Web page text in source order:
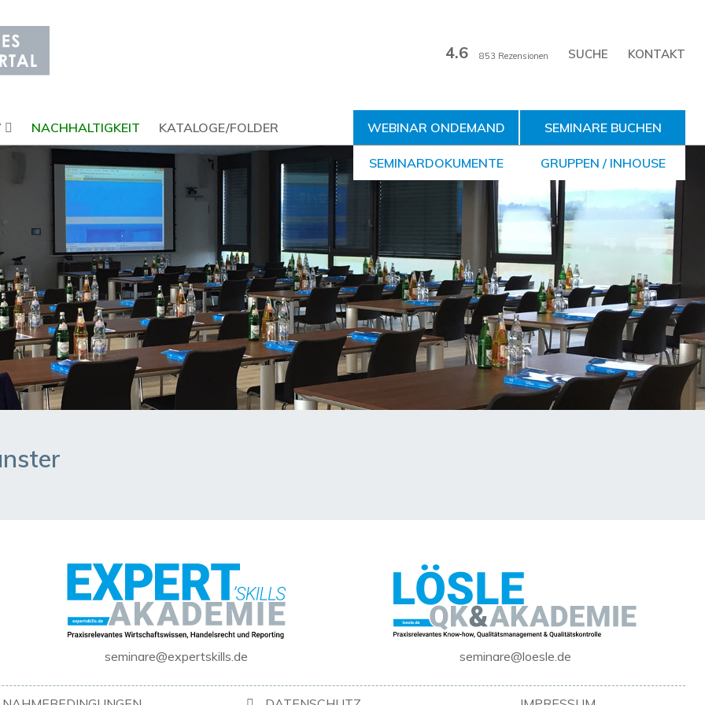
KONTAKT
4.6 853 Rezensionen
NACHHALTIGKEIT KATALOGE/FOLDER WEBINAR ONDEMAND
SEMINARDOKUMENTE
SEMINARE BUCHEN
GRUPPEN / INHOUSE
seminare@expertskills.de seminare@loesle.de